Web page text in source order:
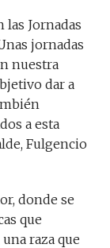
las Jornadas
jornadas
nuestra
dar a
a esta
Fulgencio
donde se
que
raza que